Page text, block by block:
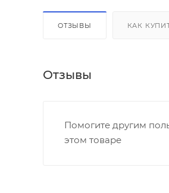
ОТЗЫВЫ КАК
Отзывы
Помогите другим
этом товаре